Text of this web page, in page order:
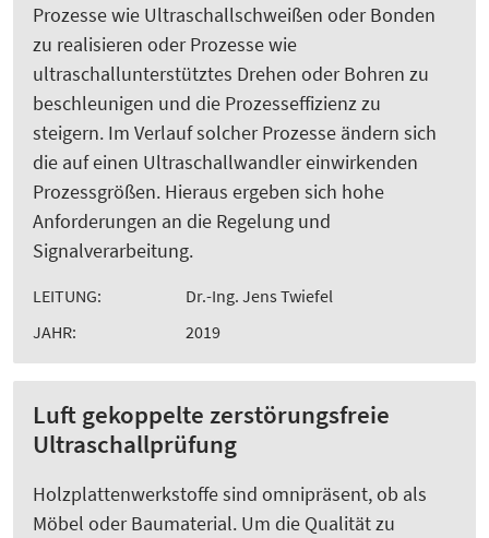
Prozesse wie Ultraschallschweißen oder Bonden
zu realisieren oder Prozesse wie
ultraschallunterstütztes Drehen oder Bohren zu
beschleunigen und die Prozesseffizienz zu
steigern. Im Verlauf solcher Prozesse ändern sich
die auf einen Ultraschallwandler einwirkenden
Prozessgrößen. Hieraus ergeben sich hohe
Anforderungen an die Regelung und
Signalverarbeitung.
LEITUNG:
Dr.-Ing. Jens Twiefel
JAHR:
2019
Luft gekoppelte zerstörungsfreie
Ultraschallprüfung
Holzplattenwerkstoffe sind omnipräsent, ob als
Möbel oder Baumaterial. Um die Qualität zu